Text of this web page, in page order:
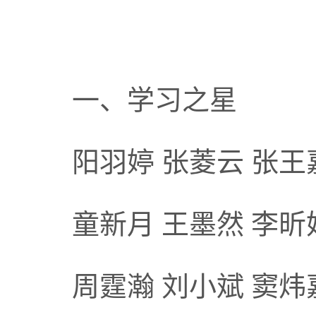
一、学习之星
阳羽婷 张菱云 张
童新月 王墨然 李
周霆瀚 刘小斌 窦